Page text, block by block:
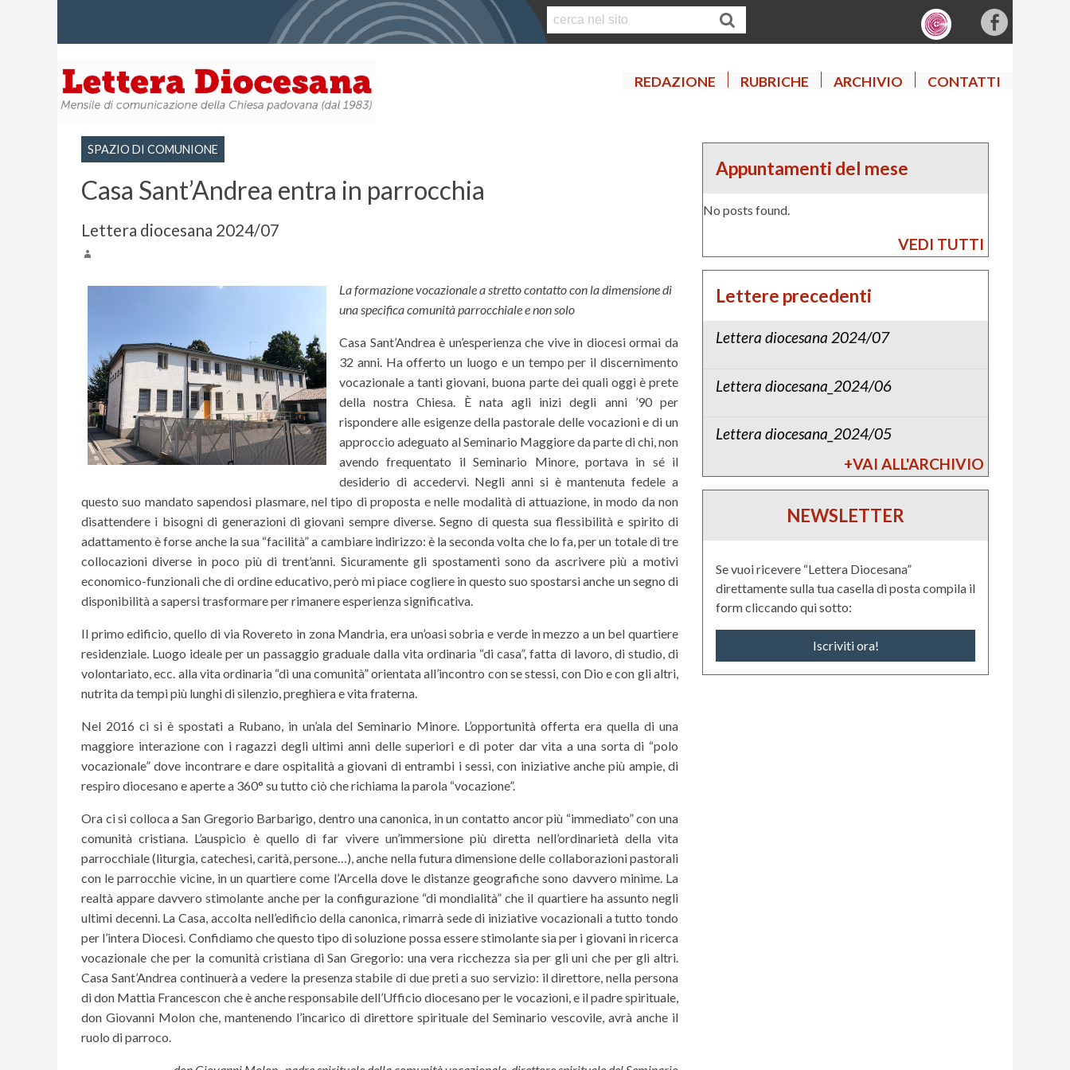
f
S
k
i
e
REDAZIONE RUBRICHE ARCHIVIO CONTATTI
SPAZIO DI COMUNIONE
Casa Sant’Andrea entra in parrocchia
Lettera diocesana 2024/07
La formazione vocazionale a stretto contatto con la dimensione di
una specifica comunità parrocchiale e non solo
Casa Sant’Andrea è un’esperienza che vive in diocesi ormai da
32 anni. Ha offerto un luogo e un tempo per il discernimento
vocazionale a tanti giovani, buona parte dei quali oggi è prete
della nostra Chiesa. È nata agli inizi degli anni ’90 per
rispondere alle esigenze della pastorale delle vocazioni e di un
approccio adeguato al Seminario Maggiore da parte di chi, non
avendo frequentato il Seminario Minore, portava in sé il
desiderio di accedervi. Negli anni si è mantenuta fedele a
questo suo mandato sapendosi plasmare, nel tipo di proposta e nelle modalità di attuazione, in modo da non
disattendere i bisogni di generazioni di giovani sempre diverse. Segno di questa sua flessibilità e spirito di
adattamento è forse anche la sua “facilità” a cambiare indirizzo: è la seconda volta che lo fa, per un totale di tre
collocazioni diverse in poco più di trent’anni. Sicuramente gli spostamenti sono da ascrivere più a motivi
economico-funzionali che di ordine educativo, però mi piace cogliere in questo suo spostarsi anche un segno di
disponibilità a sapersi trasformare per rimanere esperienza significativa.
Il primo edificio, quello di via Rovereto in zona Mandria, era un’oasi sobria e verde in mezzo a un bel quartiere
residenziale. Luogo ideale per un passaggio graduale dalla vita ordinaria “di casa”, fatta di lavoro, di studio, di
volontariato, ecc. alla vita ordinaria “di una comunità” orientata all’incontro con se stessi, con Dio e con gli altri,
nutrita da tempi più lunghi di silenzio, preghiera e vita fraterna.
Nel 2016 ci si è spostati a Rubano, in un’ala del Seminario Minore. L’opportunità offerta era quella di una
maggiore interazione con i ragazzi degli ultimi anni delle superiori e di poter dar vita a una sorta di “polo
vocazionale” dove incontrare e dare ospitalità a giovani di entrambi i sessi, con iniziative anche più ampie, di
respiro diocesano e aperte a 360° su tutto ciò che richiama la parola “vocazione”.
Ora ci si colloca a San Gregorio Barbarigo, dentro una canonica, in un contatto ancor più “immediato” con una
comunità cristiana. L’auspicio è quello di far vivere un’immersione più diretta nell’ordinarietà della vita
parrocchiale (liturgia, catechesi, carità, persone…), anche nella futura dimensione delle collaborazioni pastorali
con le parrocchie vicine, in un quartiere come l’Arcella dove le distanze geografiche sono davvero minime. La
realtà appare davvero stimolante anche per la configurazione “di mondialità” che il quartiere ha assunto negli
ultimi decenni. La Casa, accolta nell’edificio della canonica, rimarrà sede di iniziative vocazionali a tutto tondo
per l’intera Diocesi. Confidiamo che questo tipo di soluzione possa essere stimolante sia per i giovani in ricerca
vocazionale che per la comunità cristiana di San Gregorio: una vera ricchezza sia per gli uni che per gli altri.
Casa Sant’Andrea continuerà a vedere la presenza stabile di due preti a suo servizio: il direttore, nella persona
di don Mattia Francescon che è anche responsabile dell’Ufficio diocesano per le vocazioni, e il padre spirituale,
don Giovanni Molon che, mantenendo l’incarico di direttore spirituale del Seminario vescovile, avrà anche il
ruolo di parroco.
Appuntamenti del mese
No posts found.
VEDI TUTTI
Lettere precedenti
Lettera diocesana 2024/07
Lettera diocesana_2024/06
Lettera diocesana_2024/05
+VAI ALL'ARCHIVIO
NEWSLETTER
Se vuoi ricevere “Lettera Diocesana”
direttamente sulla tua casella di posta compila il
form cliccando qui sotto:
Iscriviti ora!